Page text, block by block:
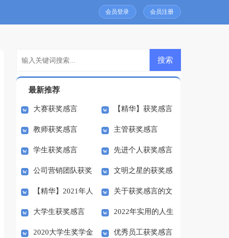
会员登录 会员注册
最新推荐
大赛获奖感言 【精华】获奖感言
的作文合集八篇
教师获奖感言 主管获奖感言
学生获奖感言 先进个人获奖感言
（通用15篇）
公司营销团队获奖
感言
文明之星的获奖感
言
【精华】2021年人
生励志语录摘录51句
关于获奖感言的文
章
大学生获奖感言 2022年实用的人生
励志语录86条
2020大学生奖学金 优秀员工获奖感言